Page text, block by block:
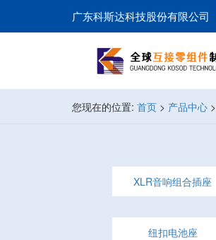
广东科斯达科技股份有限公司
您现在的位置: 首页 > 产品中心 >
XLR音响组合插座
纽扣电池座